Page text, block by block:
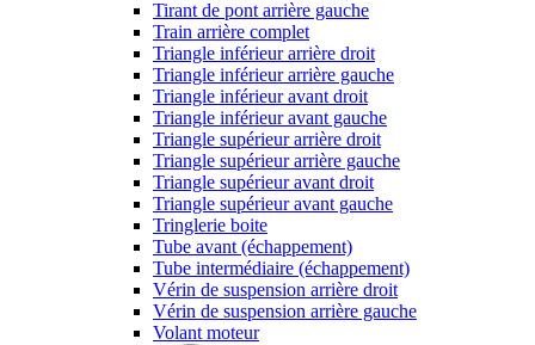
Tirant de pont arrière gauche
Train arrière complet
Triangle inférieur arrière droit
Triangle inférieur arrière gauche
Triangle inférieur avant droit
Triangle inférieur avant gauche
Triangle supérieur arrière droit
Triangle supérieur arrière gauche
Triangle supérieur avant droit
Triangle supérieur avant gauche
Tringlerie boite
Tube avant (échappement)
Tube intermédiaire (échappement)
Vérin de suspension arrière droit
Vérin de suspension arrière gauche
Volant moteur